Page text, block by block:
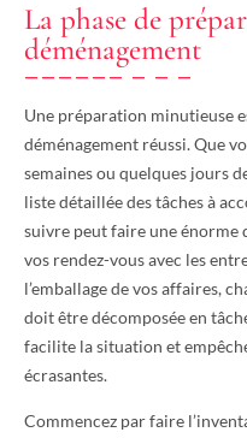
La phase de
déménagement
Une préparation minutieuse
déménagement réussi. Que
semaines ou quelques jours
liste détaillée des tâches à
suivre peut faire une
vos rendez-vous avec les
l’emballage de vos affaires,
doit être décomposée en
facilite la situation et
écrasantes.
Commencez par faire